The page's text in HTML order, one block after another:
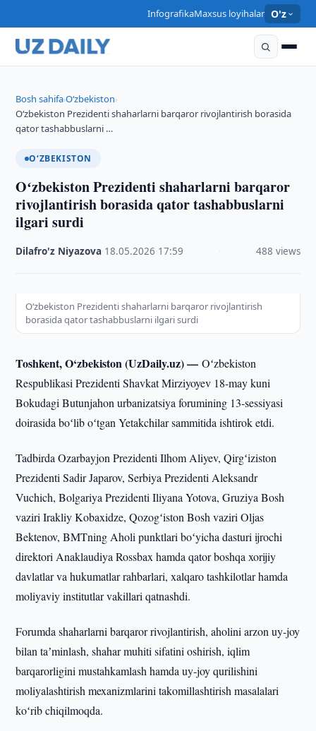
InfografikaMaxsus loyihalar O'z
Bosh sahifa›O‘zbekiston›
Oʻzbekiston Prezidenti shaharlarni barqaror rivojlantirish borasida
qator tashabbuslarni …
O‘ZBEKISTON
Oʻzbekiston Prezidenti shaharlarni barqaror
rivojlantirish borasida qator tashabbuslarni
ilgari surdi
Dilafro'z Niyazova 18.05.2026 17:59 488 views
Oʻzbekiston Prezidenti shaharlarni barqaror rivojlantirish
borasida qator tashabbuslarni ilgari surdi
Toshkent, O‘zbekiston (UzDaily.uz) —Oʻzbekiston
Respublikasi Prezidenti Shavkat Mirziyoyev 18-may kuni
Bokudagi Butunjahon urbanizatsiya forumining 13-sessiyasi
doirasida boʻlib oʻtgan Yetakchilar sammitida ishtirok etdi.
Tadbirda Ozarbayjon Prezidenti Ilhom Aliyev, Qirgʻiziston
Prezidenti Sadir Japarov, Serbiya Prezidenti Aleksandr
Vuchich, Bolgariya Prezidenti Iliyana Yotova, Gruziya Bosh
vaziri Irakliy Kobaxidze, Qozogʻiston Bosh vaziri Oljas
Bektenov, BMTning Aholi punktlari boʻyicha dasturi ijrochi
direktori Anaklaudiya Rossbax hamda qator boshqa xorijiy
davlatlar va hukumatlar rahbarlari, xalqaro tashkilotlar hamda
moliyaviy institutlar vakillari qatnashdi.
Forumda shaharlarni barqaror rivojlantirish, aholini arzon uy-joy
bilan taʼminlash, shahar muhiti sifatini oshirish, iqlim
barqarorligini mustahkamlash hamda uy-joy qurilishini
moliyalashtirish mexanizmlarini takomillashtirish masalalari
koʻrib chiqilmoqda.